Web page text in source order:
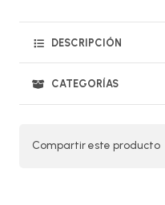
DESCRIPCIÓN
CATEGORÍAS
Compartir este producto